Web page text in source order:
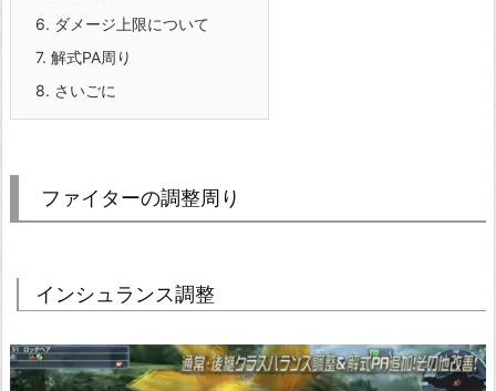
6. ダメージ上限について
7. 解式PA周り
8. さいごに
ファイターの調整周り
インシュランス調整